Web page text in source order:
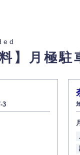
く第三者に提供いたしま
あることが確認できな
応いたします。
育を実施してまいりま
】 月極駐
3